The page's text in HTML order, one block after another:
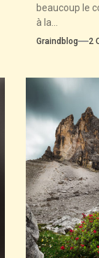
beaucoup le
à la...
Graindblog 2